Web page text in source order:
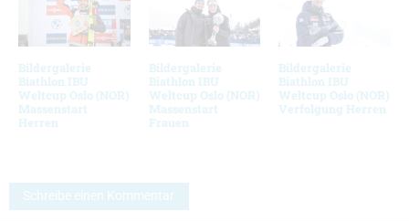
Bildergalerie
Biathlon IBU
Weltcup Oslo (NOR)
Massenstart
Herren
Bildergalerie
Biathlon IBU
Weltcup Oslo (NOR)
Massenstart
Frauen
Bildergalerie
Biathlon IBU
Weltcup Oslo (NOR)
Verfolgung Herren
Schreibe einen Kommentar